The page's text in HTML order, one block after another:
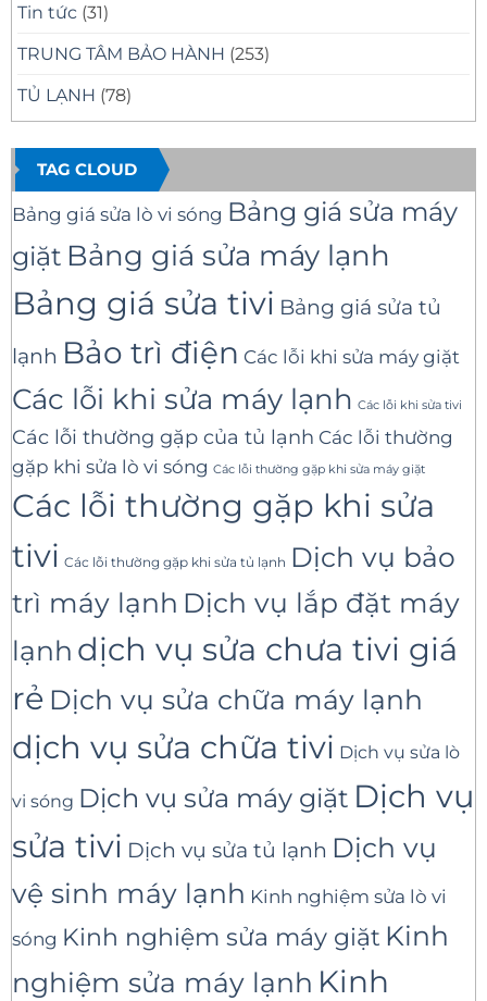
Tin tức (31)
TRUNG TÂM BẢO HÀNH (253)
TỦ LẠNH (78)
TAG CLOUD
Bảng giá sửa lò vi sóng Bảng giá sửa máy
giặt Bảng giá sửa máy lạnh
Bảng giá sửa tivi Bảng giá sửa tủ
lạnh Bảo trì điện Các lỗi khi sửa máy giặt
Các lỗi khi sửa máy lạnh Các lỗi khi sửa tivi
Các lỗi thường gặp của tủ lạnh Các lỗi thường
gặp khi sửa lò vi sóng Các lỗi thường gặp khi sửa máy giặt
Các lỗi thường gặp khi sửa
tivi Các lỗi thường gặp khi sửa tủ lạnh Dịch vụ bảo
trì máy lạnh Dịch vụ lắp đặt máy
lạnh dịch vụ sửa chưa tivi giá
rẻ Dịch vụ sửa chữa máy lạnh
dịch vụ sửa chữa tivi Dịch vụ sửa lò
vi sóng Dịch vụ sửa máy giặt Dịch vụ
sửa tivi Dịch vụ sửa tủ lạnh Dịch vụ
vệ sinh máy lạnh Kinh nghiệm sửa lò vi
sóng Kinh nghiệm sửa máy giặt Kinh
nghiệm sửa máy lạnh Kinh